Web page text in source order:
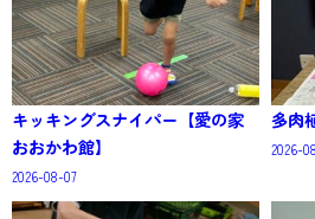
キッキングスナイパー【愛の家
おおかわ館】
2026-08-07
多肉
2026-